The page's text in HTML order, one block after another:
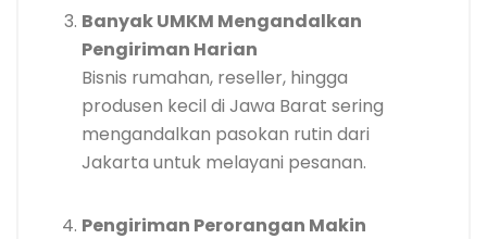
Banyak UMKM Mengandalkan
Pengiriman Harian
Bisnis rumahan, reseller, hingga
produsen kecil di Jawa Barat sering
mengandalkan pasokan rutin dari
Jakarta untuk melayani pesanan.
Pengiriman Perorangan Makin